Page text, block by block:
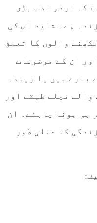
کہ اردو ادب بڑی
ہے۔ شاید اس کی
والوں کا تعلق
ان کے موضوعات
بارے میں یا زیادہ
نچلے طبقے اور
ہی ہونا چاہئے۔ ان
کا عملی طور